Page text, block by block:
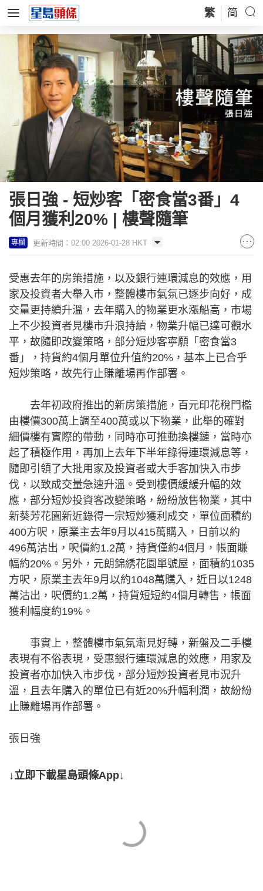
繁 简
張日強 - 短炒客「密食當3番」4
個月獲利20% | 樓聲隨筆
專欄 更新時間：02:00 2026-01-28 HKT
受惠去年的房策措施，以及銀行連環減息的效應，用
家及投資者大舉入市，整體樓市氣氛已逐步向好，成
交量更持續升溫，去年購入的物業更水漲船高，市場
上不少投資者見樓市升浪持續，物業升幅已達可觀水
平，故隨即改變策略，部分短炒客寧願「密食當3
番」，持貨約4個月單位升值約20%，基本上已合乎
短炒策略，故先行止賺離場再作部署。
去年初政府推出的新房策措施，百元印花稅門檻
由樓價300萬上調至400萬或以下物業，此舉的確對
細價樓有實際的帶動，同時亦可推動換樓鏈，當時亦
起了積極作用，再加上去年下半年錄得連環減息等，
隨即引領了大批用家及投資者或大手客加快入市步
伐，以致成交量急速升溫。受到樓價緩緩升幅的效
應，部分短炒投資客改變策略，紛紛放售物業，其中
新葵芳花園新近錄得一宗短炒獲利成交，單位面積約
400方呎，原業主去年9月以415萬購入，日前以約
496萬沽出，呎價約1.2萬，持貨僅約4個月，帳面賺
幅約20%。另外，元朗錦綉花園單號屋，面積約1035
方呎，原業主去年9月以約1048萬購入，近日以1248
萬沽出，呎價約1.2萬，持貨短短約4個月轉售，帳面
獲利幅度約19%。
事實上，整體樓市氣氛漸見好轉，新盤及二手樓
表現有不俗表現，受惠銀行連環減息的效應，用家及
投資者亦加快入市步伐，部分短炒投資者見市況升
溫，且去年購入的單位已有近20%升幅利潤，故紛紛
止賺離場再作部署。
張日強
↓立即下載星島頭條App↓